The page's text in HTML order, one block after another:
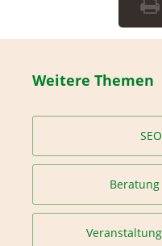
Weitere Themen